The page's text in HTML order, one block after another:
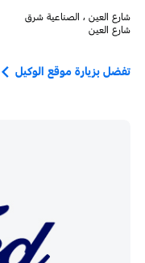
شارع العين ، الصناعية شرق
شارع العين
تفضل بزيارة موقع الوكيل